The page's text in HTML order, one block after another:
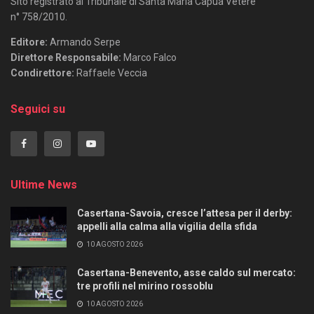
n° 758/2010.
Editore: Armando Serpe
Direttore Responsabile: Marco Falco
Condirettore: Raffaele Veccia
Seguici su
Ultime News
Casertana-Savoia, cresce l’attesa per il derby:
appelli alla calma alla vigilia della sfida
10 AGOSTO 2026
Casertana-Benevento, asse caldo sul mercato:
tre profili nel mirino rossoblu
10 AGOSTO 2026